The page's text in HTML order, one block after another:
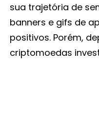
sua trajetória de
banners e gifs de
positivos. Porém,
criptomoedas